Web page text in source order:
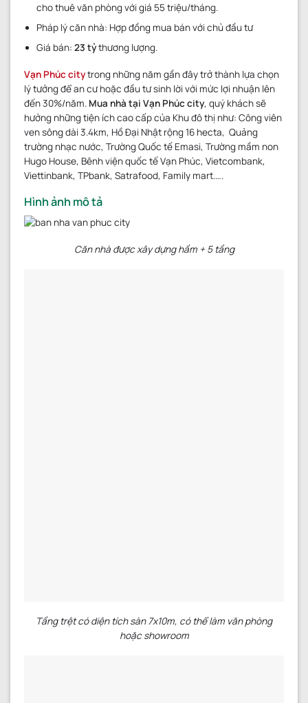
cho thuê văn phòng với giá 55 triệu/tháng.
Pháp lý căn nhà: Hợp đồng mua bán với chủ đầu tư
Giá bán: 23 tỷthương lượng.
Vạn Phúc citytrong những năm gần đây trở thành lựa chọn
lý tưởng để an cư hoặc đầu tư sinh lời với mức lợi nhuận lên
đến 30%/năm. Mua nhà tại Vạn Phúc city, quý khách sẽ
hưởng những tiện ích cao cấp của Khu đô thị như: Công viên
ven sông dài 3.4km, Hồ Đại Nhật rộng 16 hecta, Quảng
trường nhạc nước, Trường Quốc tế Emasi, Trường mầm non
Hugo House, Bênh viện quốc tế Vạn Phúc, Vietcombank,
Viettinbank, TPbank, Satrafood, Family mart.….
Hình ảnh mô tả
Căn nhà được xây dựng hầm + 5 tầng
Tầng trệt có diện tích sàn 7x10m, có thể làm văn phòng
hoặc showroom